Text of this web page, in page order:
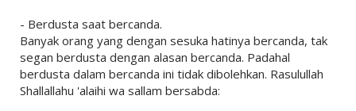
- Berdusta saat bercanda.
Banyak orang yang dengan sesuka hatinya bercanda, tak
segan berdusta dengan alasan bercanda. Padahal
berdusta dalam bercanda ini tidak dibolehkan. Rasulullah
Shallallahu 'alaihi wa sallam bersabda: